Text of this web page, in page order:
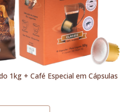
1kg + Café Especial em Cápsulas